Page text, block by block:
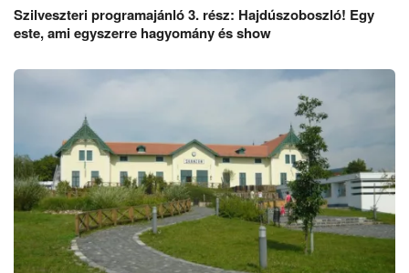
Szilveszteri programajánló 3. rész: Hajdúszoboszló! Egy
este, ami egyszerre hagyomány és show